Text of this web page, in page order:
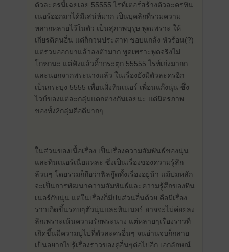
ตัวละครนี้เฉยเลย 55555 ไรท์เตอร์สร้างตัวละครทิน
เนอร์ออกมาได้มีเสน่ห์มาก เป็นบุคลิกที่รวมความ
หลากหลายไว้ในตัว เป็นสุภาพบุรุษ พูดเพราะ ให้
เกียรติ​คนอื่น แต่ก็กวนประสาท ชอบแกล้ง หัวร้อน(?)​
แต่รวมออกมาแล้วลงตัวมาก พูดเพราะพูดจริงไม่
โกหกนะ แต่ฟังแล้วคิ้วกระตุก 55555 ไรท์เก่งมากก
และนอกจากพระนางแล้ว ในเรื่องยังมีตัวละครอีก
เป็นกระบุง 5555 เพื่อนฝั่งทินเนอร์ เพื่อนแก๊งนุ่น ซึ่ง
ไวบ์ของแต่ละกลุ่มแตกต่างกันเลยนะ แต่มิตรภาพ​
ของทั้ง2กลุ่มคือดีมากๆ
ในส่วนของเนื้อเรื่อง เป็นเรื่องความสัมพันธ์​ของนุ่น
และทินเนอร์เนี่ยแหละ ซึ่งเป็นเรื่องของความรู้สึก
ล้วนๆ โดยรวมก็ถือว่าฟีลกู๊ดทั้งเรื่องอยู่น้า แม้ปมหลัก
จะเป็นการพัฒนา​ความสัมพันธ์​และความรู้สึกของทิน
เนอร์กับนุ่น แต่ในเรื่องก็มีปมส่วนอื่นด้วย คือมีเรื่อง
ราวเกิดขึ้นรอบๆตัวนุ่นและทินเนอร์ อาจจะไม่ค่อยลง
ลึกเพราะเน้นความรักพระนาง แต่หลายๆเรื่องราวที่
เกิดขึ้นมีความปูไปที่ตัวละครอื่นๆ จนอ่านจบก็กลาย
เป็นอยากไปรู้เรื่องราวของคู่อื่นๆต่อไปอีก เอกลักษณ์​